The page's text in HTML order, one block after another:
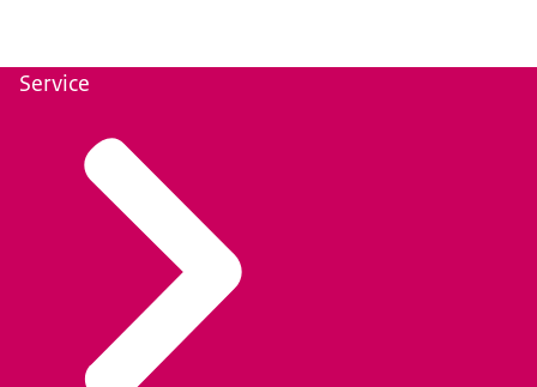
Service